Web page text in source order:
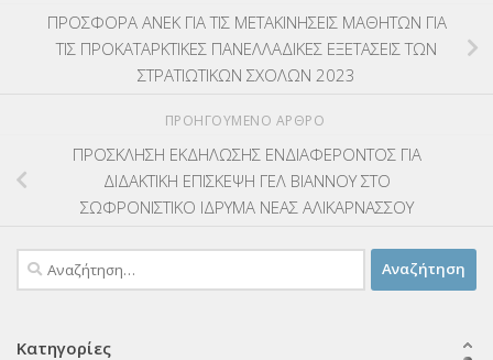
ΠΡΟΣΦΟΡΑ ΑΝΕΚ ΓΙΑ ΤΙΣ ΜΕΤΑΚΙΝΗΣΕΙΣ ΜΑΘΗΤΩΝ ΓΙΑ
ΤΙΣ ΠΡΟΚΑΤΑΡΚΤΙΚΕΣ ΠΑΝΕΛΛΑΔΙΚΕΣ ΕΞΕΤΑΣΕΙΣ ΤΩΝ
ΣΤΡΑΤΙΩΤΙΚΩΝ ΣΧΟΛΩΝ 2023
ΠΡΟΗΓΟΎΜΕΝΟ ΆΡΘΡΟ
ΠΡΟΣΚΛΗΣΗ ΕΚΔΗΛΩΣΗΣ ΕΝΔΙΑΦΕΡΟΝΤΟΣ ΓΙΑ
ΔΙΔΑΚΤΙΚΗ ΕΠΙΣΚΕΨΗ ΓΕΛ ΒΙΑΝΝΟΥ ΣΤΟ
ΣΩΦΡΟΝΙΣΤΙΚΟ ΙΔΡΥΜΑ ΝΕΑΣ ΑΛΙΚΑΡΝΑΣΣΟΥ
Αναζήτηση
για:
Κατηγορίες